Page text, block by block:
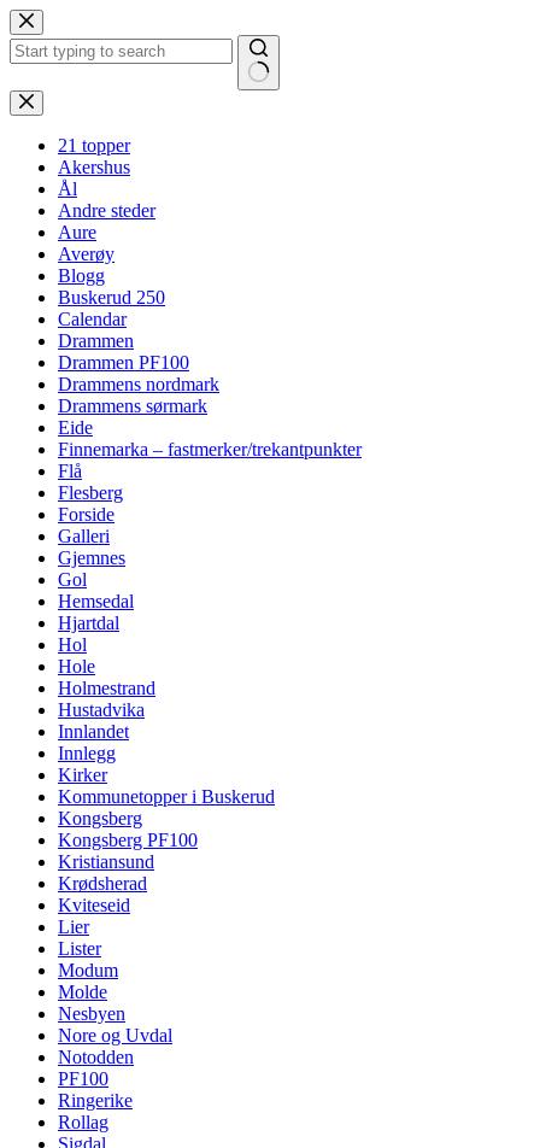
Hopp
til
innholdet
Ingen
resultater
21 topper
Akershus
Ål
Andre steder
Aure
Averøy
Blogg
Buskerud 250
Calendar
Drammen
Drammen PF100
Drammens nordmark
Drammens sørmark
Eide
Finnemarka – fastmerker/trekantpunkter
Flå
Flesberg
Forside
Galleri
Gjemnes
Gol
Hemsedal
Hjartdal
Hol
Hole
Holmestrand
Hustadvika
Innlandet
Innlegg
Kirker
Kommunetopper i Buskerud
Kongsberg
Kongsberg PF100
Kristiansund
Krødsherad
Kviteseid
Lier
Lister
Modum
Molde
Nesbyen
Nore og Uvdal
Notodden
PF100
Ringerike
Rollag
Sigdal